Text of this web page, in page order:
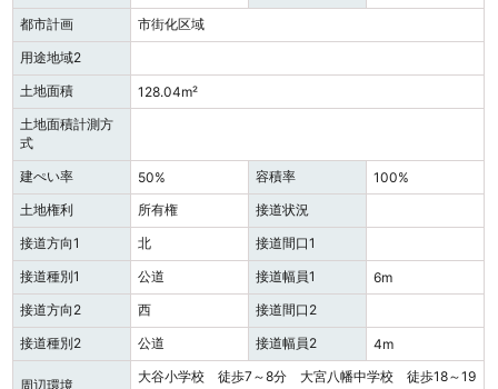
都市計画
市街化区域
用途地域2
土地面積
128.04m²
土地面積計測方
式
建ぺい率
50% 容積率
100%
土地権利
所有権
接道状況
接道方向1
北
接道間口1
接道種別1
公道 接道幅員1
6m
接道方向2
西
接道間口2
接道種別2
公道 接道幅員2 4m
周辺環境
大谷小学校 徒歩7～8分 大宮八幡中学校 徒歩18～19